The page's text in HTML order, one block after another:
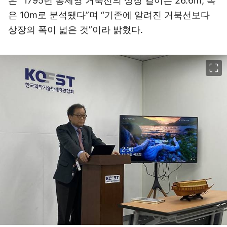
은 10m로 분석됐다”며 “기존에 알려진 거북선보다
상장의 폭이 넓은 것”이라 밝혔다.